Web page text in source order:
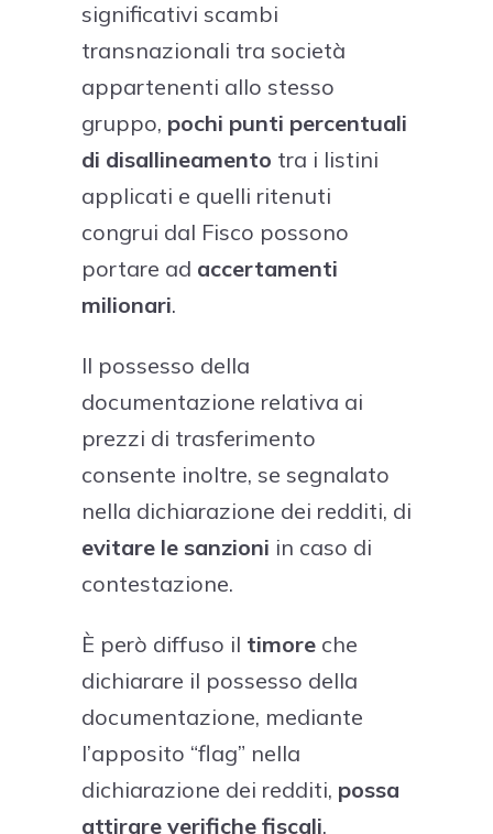
significativi scambi
transnazionali tra società
appartenenti allo stesso
gruppo, pochi punti percentuali
di disallineamento tra i listini
applicati e quelli ritenuti
congrui dal Fisco possono
portare ad accertamenti
milionari.
Il possesso della
documentazione relativa ai
prezzi di trasferimento
consente inoltre, se segnalato
nella dichiarazione dei redditi, di
evitare le sanzioni in caso di
contestazione.
È però diffuso il timore che
dichiarare il possesso della
documentazione, mediante
l’apposito “flag” nella
dichiarazione dei redditi, possa
attirare verifiche fiscali.